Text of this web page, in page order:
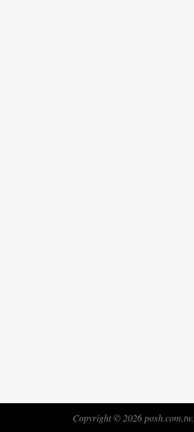
Copyright © 2026 posh.com.tw.